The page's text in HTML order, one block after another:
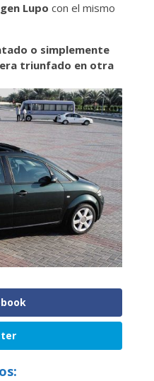
Lupo con el mismo
o simplemente
triunfado en otra